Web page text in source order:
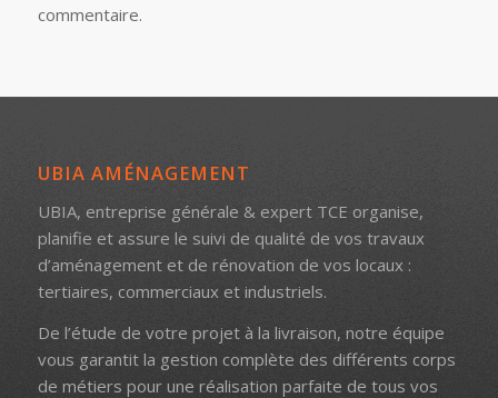
commentaire.
UBIA AMÉNAGEMENT
UBIA, entreprise générale & expert TCE organise,
planifie et assure le suivi de qualité de vos travaux
d’aménagement et de rénovation de vos locaux :
tertiaires, commerciaux et industriels.
De l’étude de votre projet à la livraison, notre équipe
vous garantit la gestion complète des différents corps
de métiers pour une réalisation parfaite de tous vos